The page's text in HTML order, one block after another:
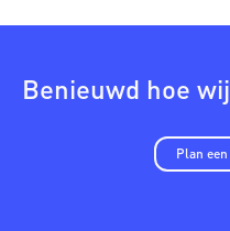
Benieuwd hoe
Plan